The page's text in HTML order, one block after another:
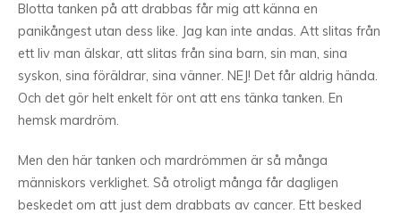
Blotta tanken på att drabbas får mig att känna en
panikångest utan dess like. Jag kan inte andas. Att slitas från
ett liv man älskar, att slitas från sina barn, sin man, sina
syskon, sina föräldrar, sina vänner. NEJ! Det får aldrig hända.
Och det gör helt enkelt för ont att ens tänka tanken. En
hemsk mardröm.
Men den här tanken och mardrömmen är så många
människors verklighet. Så otroligt många får dagligen
beskedet om att just dem drabbats av cancer. Ett besked